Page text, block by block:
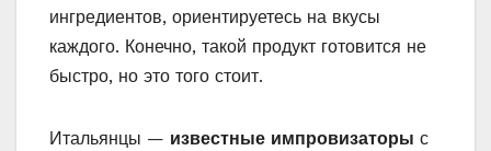
ингредиентов, ориентируетесь на вкусы
каждого. Конечно, такой продукт готовится не
быстро, но это того стоит.
Итальянцы — известные импровизаторы с